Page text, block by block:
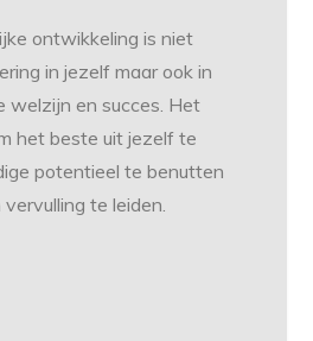
ontwikkeling is niet
in jezelf maar ook in
welzijn en succes. Het
het beste uit jezelf te
potentieel te benutten
te leiden.